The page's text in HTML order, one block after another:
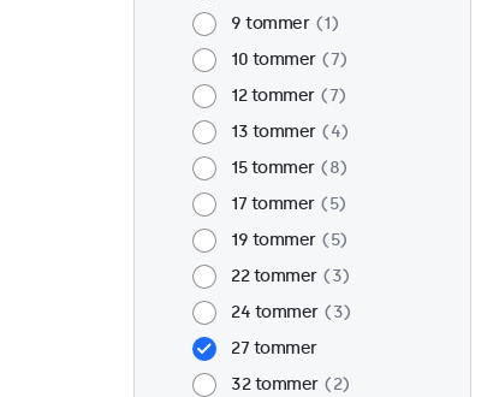
9 tommer
1
10 tommer
7
12 tommer
7
13 tommer
4
15 tommer
8
17 tommer
5
19 tommer
5
22 tommer
3
24 tommer
3
27 tommer
32 tommer
2